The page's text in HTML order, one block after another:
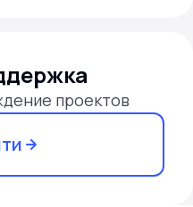
проектов